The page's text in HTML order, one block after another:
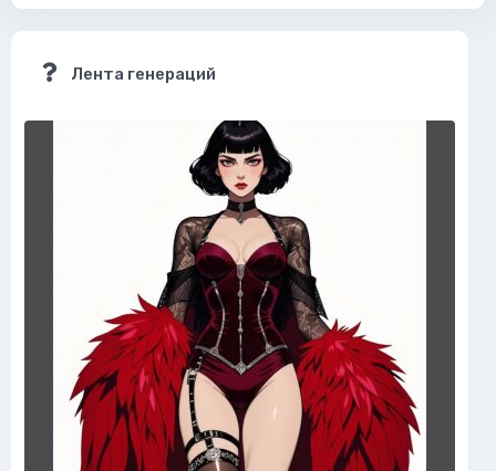
Лента генераций